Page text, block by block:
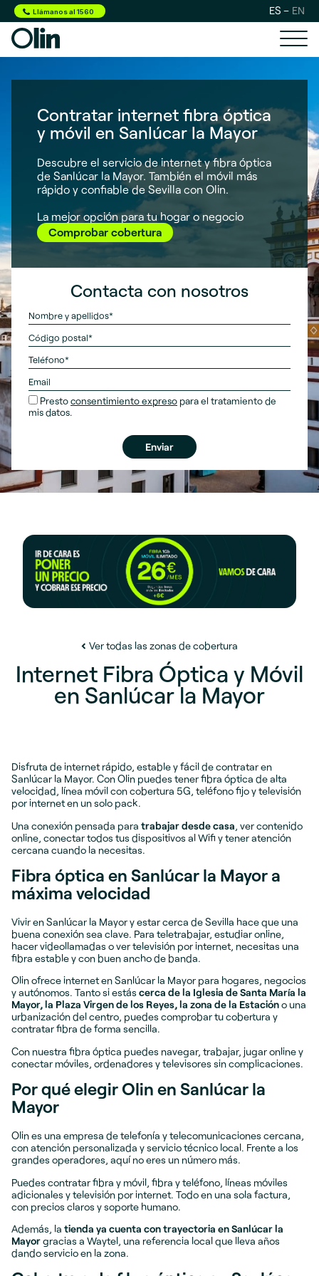
Llámanos al 1560 ES EN
Contratar internet fibra óptica
y móvil en Sanlúcar la Mayor
Descubre el servicio de internet y fibra óptica
de Sanlúcar la Mayor. También el móvil más
rápido y confiable de Sevilla con Olin.
La mejor opción para tu hogar o negocio
Comprobar cobertura
Contacta con nosotros
Prestoconsentimiento expreso para el tratamiento de
mis datos.
Ver todas las zonas de cobertura
Internet Fibra Óptica y Móvil
en Sanlúcar la Mayor
Disfruta de internet rápido, estable y fácil de contratar en
Sanlúcar la Mayor. Con Olin puedes tener fibra óptica de alta
velocidad, línea móvil con cobertura 5G, teléfono fijo y televisión
por internet en un solo pack.
Una conexión pensada para trabajar desde casa, ver contenido
online, conectar todos tus dispositivos al Wifi y tener atención
cercana cuando la necesitas.
Fibra óptica en Sanlúcar la Mayor a
máxima velocidad
Vivir en Sanlúcar la Mayor y estar cerca de Sevilla hace que una
buena conexión sea clave. Para teletrabajar, estudiar online,
hacer videollamadas o ver televisión por internet, necesitas una
fibra estable y con buen ancho de banda.
Olin ofrece internet en Sanlúcar la Mayor para hogares, negocios
y autónomos. Tanto si estás cerca de la Iglesia de Santa María la
Mayor, la Plaza Virgen de los Reyes, la zona de la Estacióno una
urbanización del centro, puedes comprobar tu cobertura y
contratar fibra de forma sencilla.
Con nuestra fibra óptica puedes navegar, trabajar, jugar online y
conectar móviles, ordenadores y televisores sin complicaciones.
Por qué elegir Olin en Sanlúcar la
Mayor
Olin es una empresa de telefonía y telecomunicaciones cercana,
con atención personalizada y servicio técnico local. Frente a los
grandes operadores, aquí no eres un número más.
Puedes contratar fibra y móvil, fibra y teléfono, líneas móviles
adicionales y televisión por internet. Todo en una sola factura,
con precios claros y soporte humano.
Además, la tienda ya cuenta con trayectoria en Sanlúcar la
Mayorgracias a Waytel, una referencia local que lleva años
dando servicio en la zona.